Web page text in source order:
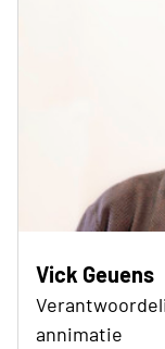
Vick Geuens
annimatie